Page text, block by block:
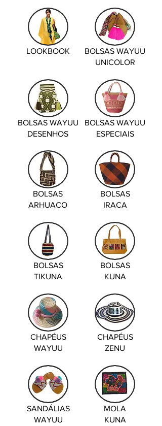
LOOKBOOK
BOLSAS WAYUU
UNICOLOR
BOLSAS WAYUU
DESENHOS
BOLSAS WAYUU
ESPECIAIS
BOLSAS
ARHUACO
BOLSAS
IRACA
BOLSAS
TIKUNA
CHAPÉUS
WAYUU
SANDÁLIAS
WAYUU
BOLSAS
KUNA
CHAPÉUS
ZENU
MOLA
KUNA